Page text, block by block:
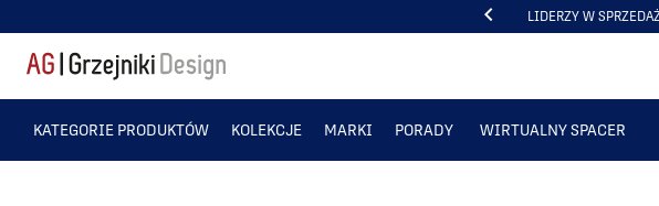
LIDERZY W
ITEM
KATEGORIE PRODUKTÓW KOLEKCJE MARKI PORADY WIRTUALNY SPACER